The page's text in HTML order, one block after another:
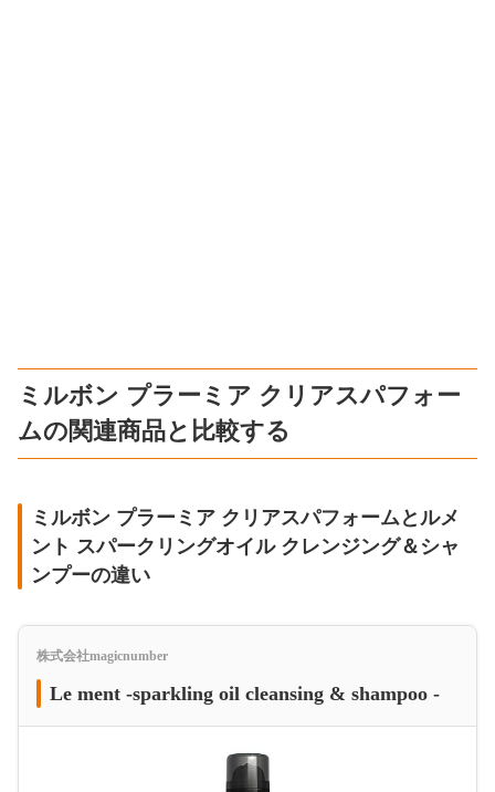
ミルボン プラーミア クリアスパフォー
ムの関連商品と比較する
ミルボン プラーミア クリアスパフォームとルメ
ント スパークリングオイル クレンジング＆シャ
ンプーの違い
株式会社magicnumber
Le ment -sparkling oil cleansing & shampoo -